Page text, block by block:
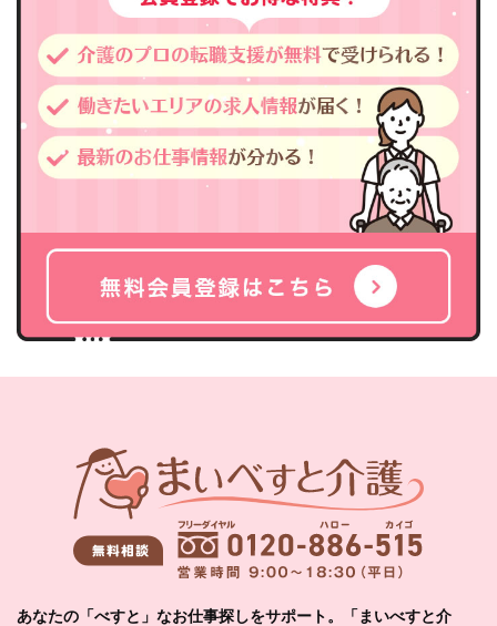
あなたの「べすと」なお仕事探しをサポート。「まいべすと介